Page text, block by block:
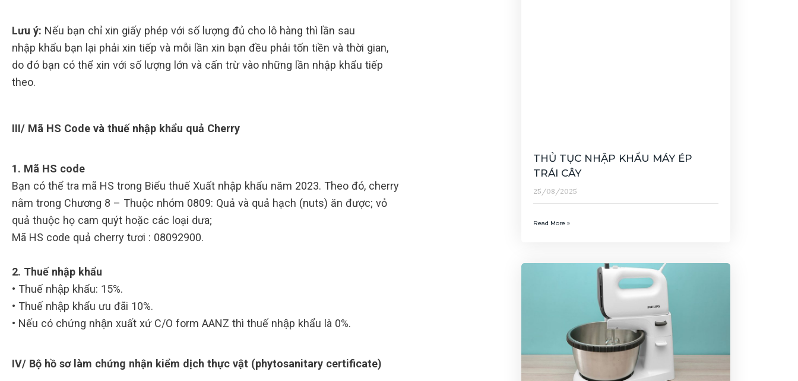
Lưu ý: Nếu bạn chỉ xin giấy phép với số lượng đủ cho lô hàng thì lần sau
nhập khẩu bạn lại phải xin tiếp và mỗi lần xin bạn đều phải tốn tiền và thời gian,
do đó bạn có thể xin với số lượng lớn và cấn trừ vào những lần nhập khẩu tiếp
theo.
III/ Mã HS Code và thuế nhập khẩu quả Cherry
1. Mã HS code
Bạn có thể tra mã HS trong Biểu thuế Xuất nhập khẩu năm 2023. Theo đó, cherry
nằm trong Chương 8 – Thuộc nhóm 0809: Quả và quả hạch (nuts) ăn được; vỏ
quả thuộc họ cam quýt hoặc các loại dưa;
Mã HS code quả cherry tươi : 08092900.
2. Thuế nhập khẩu
• Thuế nhập khẩu: 15%.
• Thuế nhập khẩu ưu đãi 10%.
• Nếu có chứng nhận xuất xứ C/O form AANZ thì thuế nhập khẩu là 0%.
IV/ Bộ hồ sơ làm chứng nhận kiểm dịch thực vật (phytosanitary certificate)
THỦ TỤC NHẬP KHẨU MÁY ÉP
TRÁI CÂY
25/08/2025
Read More »